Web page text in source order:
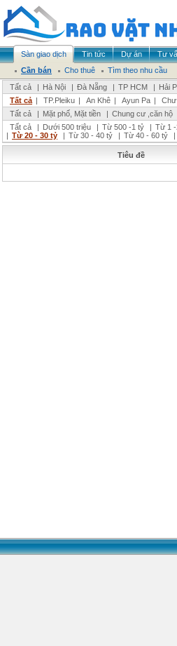
Sàn giao dịch Tin tức Dự án Tư
Cần bán
Cho thuê
Tìm theo nhu cầu
Tất cả
| Hà Nội | Đà Nẵng | TP HCM | Hải
Tất cả | TP.Pleiku | An Khê | Ayun Pa |
Tất cả
| Mặt phố, Mặt tiền | Chung cư ,căn hộ
Tất cả
| Dưới 500 triệu | Từ 500 -1 tỷ | Từ 1
| Từ 20 - 30 tỷ | Từ 30 - 40 tỷ | Từ 40 - 60 tỷ |
Tiêu đề